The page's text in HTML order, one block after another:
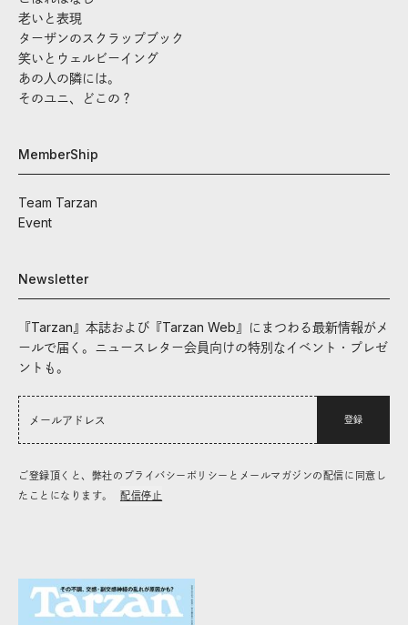
老いと表現
ターザンのスクラップブック
笑いとウェルビーイング
あの人の隣には。
そのユニ、どこの？
MemberShip
Team Tarzan
Event
Newsletter
『Tarzan』本誌および『Tarzan Web』にまつわる最新情報がメ
ールで届く。ニュースレター会員向けの特別なイベント・プレゼ
ントも。
登録
ご登録頂くと、弊社のプライバシーポリシーとメールマガジンの配信に同意し
たことになります。
配信停止